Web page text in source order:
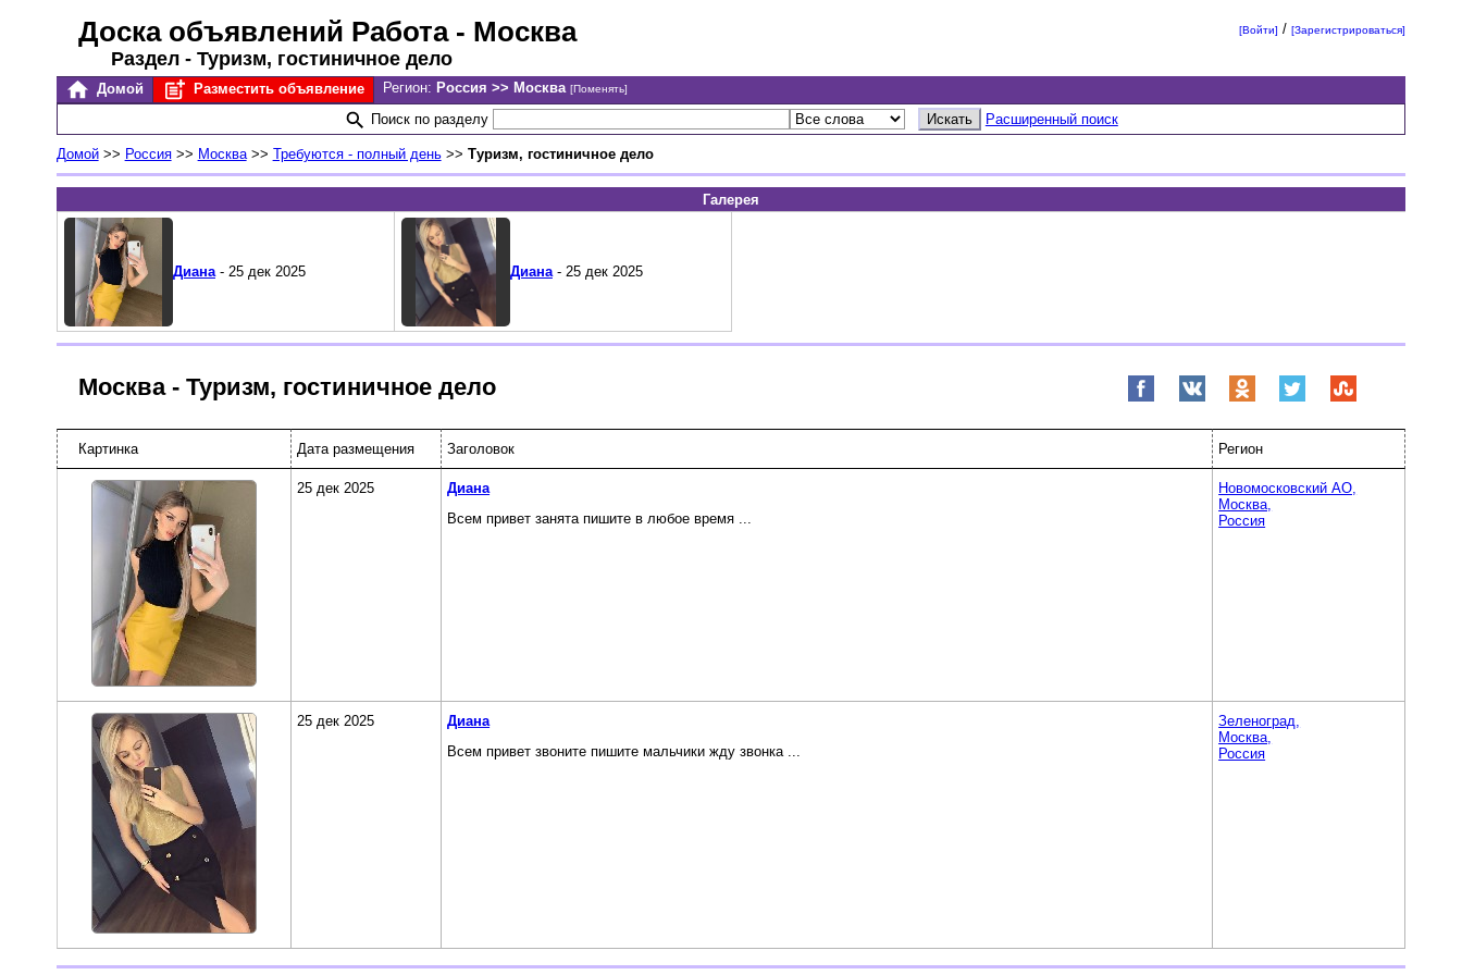
Доска объявлений Работа- Москва
Раздел - Туризм, гостиничное дело
[Войти] /[Зарегистрироваться]
Домой Разместить объявление Регион: Россия >> Москва [Поменять]
Поиск по разделу Расширенный поиск
Домой>> Россия>> Москва>> Требуются - полный день>> Туризм, гостиничное дело
Галерея
Диана- 25 дек 2025 Диана- 25 дек 2025
Москва - Туризм, гостиничное дело
Картинка Дата размещения Заголовок Регион
25 дек 2025
Диана
Всем привет занята пишите в любое время ...
Новомосковский АО,
Москва,
Россия
25 дек 2025
Диана
Всем привет звоните пишите мальчики жду звонка ...
Зеленоград,
Москва,
Россия